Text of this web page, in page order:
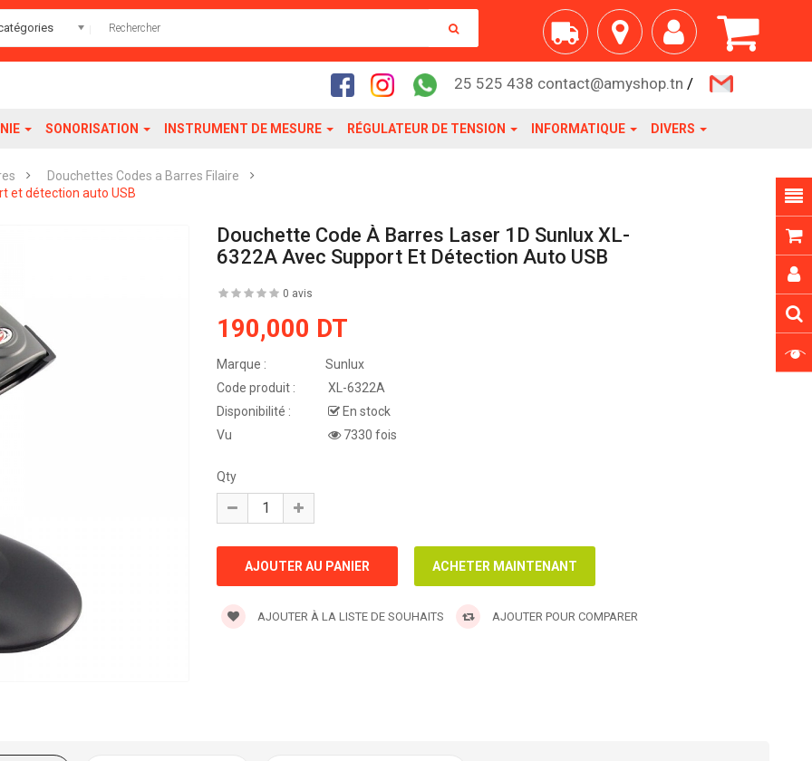
25 525 438 contact@amyshop.tn /
SONORISATION INSTRUMENT DE MESURE RÉGULATEUR DE TENSION INFORMATIQUE DIVERS
Douchettes Codes a Barres Filaire
et détection auto USB
Douchette Code À Barres Laser 1D Sunlux XL-
6322A Avec Support Et Détection Auto USB
0 avis
190,000 DT
Marque :
Sunlux
Code produit :
XL-6322A
Disponibilité :
En stock
Vu
7330 fois
Qty
AJOUTER À LA LISTE DE SOUHAITS AJOUTER POUR COMPARER